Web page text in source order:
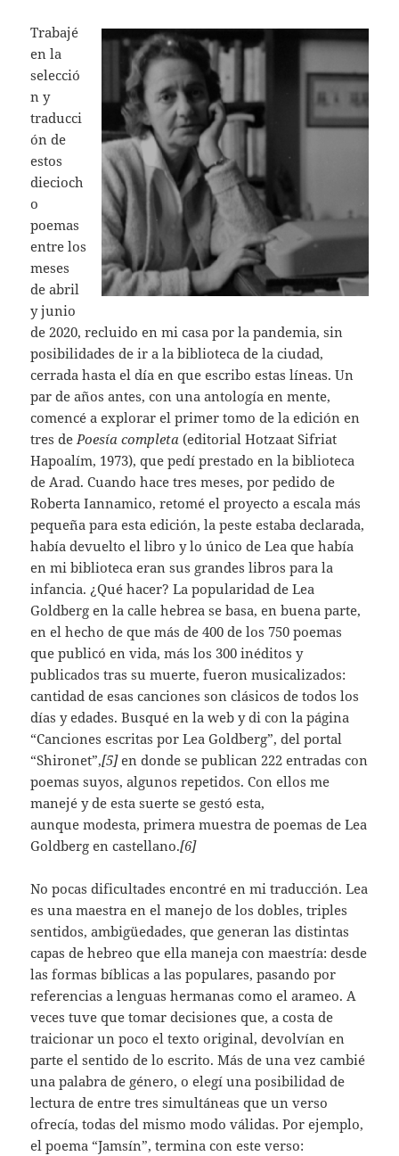
Trabajé
en la
selecció
n y
traducci
ón de
estos
diecioch
o
poemas
entre los
meses
de abril
y junio
de 2020, recluido en mi casa por la pandemia, sin
posibilidades de ir a la biblioteca de la ciudad,
cerrada hasta el día en que escribo estas líneas. Un
par de años antes, con una antología en mente,
comencé a explorar el primer tomo de la edición en
tres dePoesía completa (editorial Hotzaat Sifriat
Hapoalím, 1973), que pedí prestado en la biblioteca
de Arad. Cuando hace tres meses, por pedido de
Roberta Iannamico, retomé el proyecto a escala más
pequeña para esta edición, la peste estaba declarada,
había devuelto el libro y lo único de Lea que había
en mi biblioteca eran sus grandes libros para la
infancia. ¿Qué hacer? La popularidad de Lea
Goldberg en la calle hebrea se basa, en buena parte,
en el hecho de que más de 400 de los 750 poemas
que publicó en vida, más los 300 inéditos y
publicados tras su muerte, fueron musicalizados:
cantidad de esas canciones son clásicos de todos los
días y edades. Busqué en la web y di con la página
“Canciones escritas por Lea Goldberg”, del portal
“Shironet”,[5]en donde se publican 222 entradas con
poemas suyos, algunos repetidos. Con ellos me
manejé y de esta suerte se gestó esta,
aunque modesta, primera muestra de poemas de Lea
Goldberg en castellano.[6]
No pocas dificultades encontré en mi traducción. Lea
es una maestra en el manejo de los dobles, triples
sentidos, ambigüedades, que generan las distintas
capas de hebreo que ella maneja con maestría: desde
las formas bíblicas a las populares, pasando por
referencias a lenguas hermanas como el arameo. A
veces tuve que tomar decisiones que, a costa de
traicionar un poco el texto original, devolvían en
parte el sentido de lo escrito. Más de una vez cambié
una palabra de género, o elegí una posibilidad de
lectura de entre tres simultáneas que un verso
ofrecía, todas del mismo modo válidas. Por ejemplo,
el poema “Jamsín”, termina con este verso: